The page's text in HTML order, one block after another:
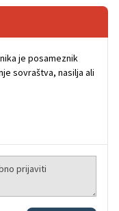
je posameznik
sovraštva, nasilja ali